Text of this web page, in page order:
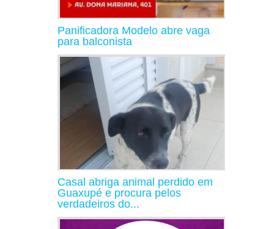
Panificadora Modelo abre vaga
para balconista
Casal abriga animal perdido em
Guaxupé e procura pelos
verdadeiros do...